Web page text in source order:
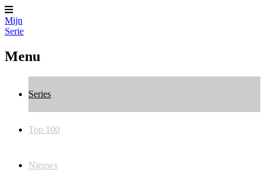
Mijn
Serie
Menu
Series
Top 100
Nieuws